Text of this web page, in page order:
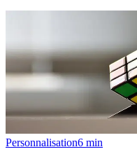
Personnalisation6 min